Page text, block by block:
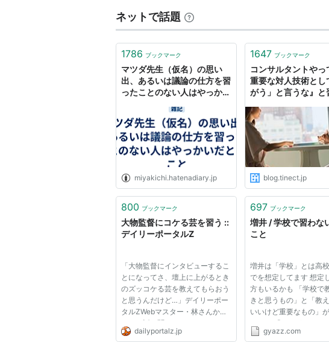
ネットで話題
1786 ブックマーク
マツダ先生（仮名）の思い
出、あるいは議論の仕方を習
ったことのない人はやっかい
miyakichi.hatenadiary.jp
1647 ブックマーク
コンサルタントやっ
重要な対人技術とし
がう」と言うな』と
blog.tinect.jp
800 ブックマーク
大物監督にコケる芸を習う ::
デイリーポータルZ
「大物監督にインタビューするこ
とになってさ、壇上に上がるとき
のズッコケる芸を教えてもらおう
と思うんだけど…」デイリーポー
タルZWebマスター・林さんから
そんな話を聞いた。 えー？やっ
てくれるんですかねー、と笑って
dailyportalz.jp
697 ブックマーク
増井 / 学校で習わな
こと
増井は「学校」とは高
でを想定してます 想定
方もいるかも 「学校で
きと思うもの」と「教
いいけど重要なもの」
るかも 「@」がついて
twitterでいただいた意見
gyazz.com